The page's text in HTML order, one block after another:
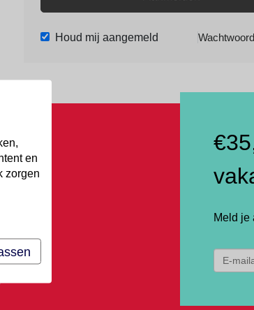
Houd mij aangemeld
Meld je
en
zorgen